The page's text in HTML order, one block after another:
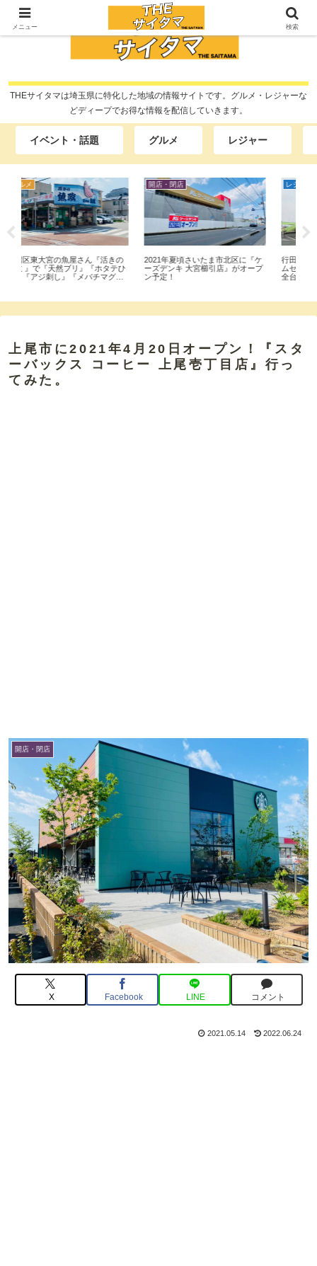
THEサイタマは埼玉県に特化した地域の情報サイトです。グルメ・レジャーな
どディープでお得な情報を配信していきます。
イベント・話題 グルメ レジャー
開店・閉店
2021年夏頃さいたま市北区に『ケ
ーズデンキ 大宮櫛引店』がオープ
ン予定！
レジャー
行田市下忍にある『世界一のゲー
ムセンターエブリデイ 行田店』で
全台100円のクレーンゲームに挑
上尾市に2021年4月20日オープン！『スタ
ーバックス コーヒー 上尾壱丁目店』行っ
てみた。
開店・閉店
X Facebook LINE コメント
2021.05.14 2022.06.24
メニュー 検索